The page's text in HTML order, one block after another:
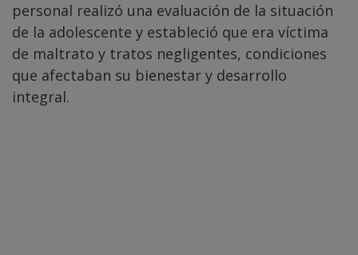
personal realizó una evaluación de la situación
de la adolescente y estableció que era víctima
de maltrato y tratos negligentes, condiciones
que afectaban su bienestar y desarrollo
integral.